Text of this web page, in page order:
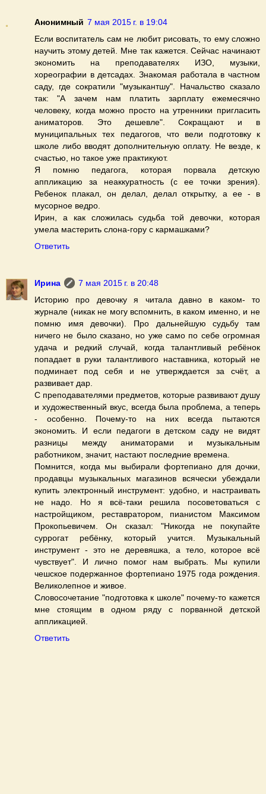
Анонимный 7 мая 2015 г. в 19:04
Если воспитатель сам не любит рисовать, то ему сложно
научить этому детей. Мне так кажется. Сейчас начинают
экономить на преподавателях ИЗО, музыки,
хореографии в детсадах. Знакомая работала в частном
саду, где сократили "музыкантшу". Начальство сказало
так: "А зачем нам платить зарплату ежемесячно
человеку, когда можно просто на утренники пригласить
аниматоров. Это дешевле". Сокращают и в
муниципальных тех педагогов, что вели подготовку к
школе либо вводят дополнительную оплату. Не везде, к
счастью, но такое уже практикуют.
Я помню педагога, которая порвала детскую
аппликацию за неаккуратность (с ее точки зрения).
Ребенок плакал, он делал, делал открытку, а ее - в
мусорное ведро.
Ирин, а как сложилась судьба той девочки, которая
умела мастерить слона-гору с кармашками?
Ответить
Ирина
7 мая 2015 г. в 20:48
Историю про девочку я читала давно в каком- то
журнале (никак не могу вспомнить, в каком именно, и не
помню имя девочки). Про дальнейшую судьбу там
ничего не было сказано, но уже само по себе огромная
удача и редкий случай, когда талантливый ребёнок
попадает в руки талантливого наставника, который не
подминает под себя и не утверждается за счёт, а
развивает дар.
С преподавателями предметов, которые развивают душу
и художественный вкус, всегда была проблема, а теперь
- особенно. Почему-то на них всегда пытаются
экономить. И если педагоги в детском саду не видят
разницы между аниматорами и музыкальным
работником, значит, настают последние времена.
Помнится, когда мы выбирали фортепиано для дочки,
продавцы музыкальных магазинов всячески убеждали
купить электронный инструмент: удобно, и настраивать
не надо. Но я всё-таки решила посоветоваться с
настройщиком, реставратором, пианистом Максимом
Прокопьевичем. Он сказал: "Никогда не покупайте
суррогат ребёнку, который учится. Музыкальный
инструмент - это не деревяшка, а тело, которое всё
чувствует". И лично помог нам выбрать. Мы купили
чешское подержанное фортепиано 1975 года рождения.
Великолепное и живое.
Словосочетание "подготовка к школе" почему-то кажется
мне стоящим в одном ряду с порванной детской
аппликацией.
Ответить